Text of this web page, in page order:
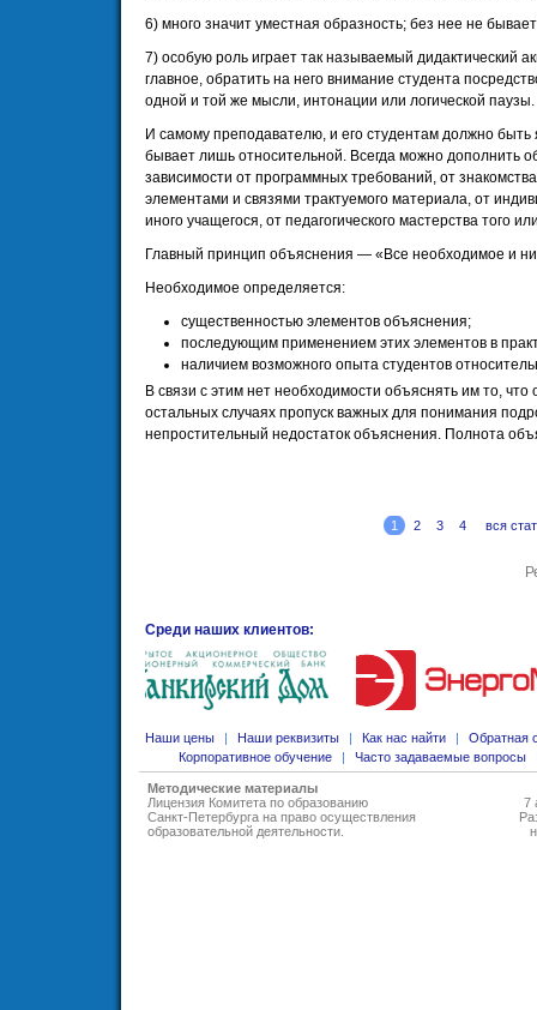
6) много значит уместная образность; без нее не
7) особую роль играет так называемый дидактический
главное, обратить на него внимание студента
одной и той же мысли, интонации или логической паузы.
И самому преподавателю, и его студентам должно
бывает лишь относительной. Всегда можно дополнить
зависимости от программных требований, от
элементами и связями трактуемого материала, от
иного учащегося, от педагогического мастерства того
Главный принцип объяснения — «Все необходимое и
Необходимое определяется:
существенностью элементов объяснения;
последующим применением этих элементов в
наличием возможного опыта студентов
В связи с этим нет необходимости объяснять им то,
остальных случаях пропуск важных для понимания
непростительный недостаток объяснения. Полнота
1 2 3 4 вся
Среди наших клиентов:
Наши цены | Наши реквизиты | Как нас найти |
Обратная
Корпоративное обучение
| Часто задаваемые вопросы
Методические материалы
Лицензия Комитета по образованию
Санкт-Петербурга на право осуществления
образовательной деятельности
7